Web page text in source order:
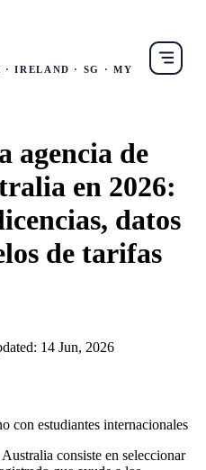
· IRELAND · SG · MY
agencia de
en 2026:
datos
de tarifas
14 Jun, 2026
consiste en seleccionar